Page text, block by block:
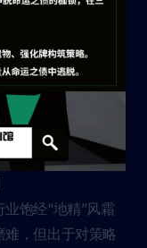
饱经“地精”风霜
，但出于对策略